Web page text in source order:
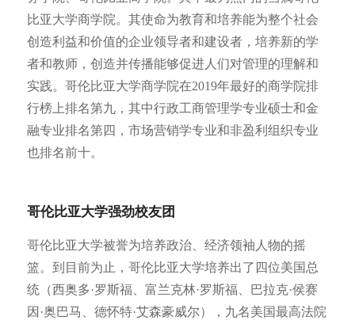
比亚大学商学院。其使命为教育和培养能为整个社会
创造利益和价值的企业领导者和建设者，培养新的学
者和教师，创造并传播能够促进人们对管理的理解和
实践。哥伦比亚大学商学院在2019年最好的商学院排
行榜上排名第九，其中行政工商管理学专业硕士和金
融专业排名第四，市场营销学专业和非盈利组织专业
也排名前十。
哥伦比亚大学强劲校友团
哥伦比亚大学被誉为培养政治、经济领袖人物的摇
篮。到目前为止，哥伦比亚大学培养出了四位美国总
统（西奥多·罗斯福、富兰克林·罗斯福、巴拉克·侯赛
因·奥巴马、德怀特·艾森豪威尔），九名美国最高法院